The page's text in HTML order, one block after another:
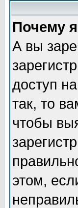
Почему
А вы
доступ
так, то
чтобы
этом,